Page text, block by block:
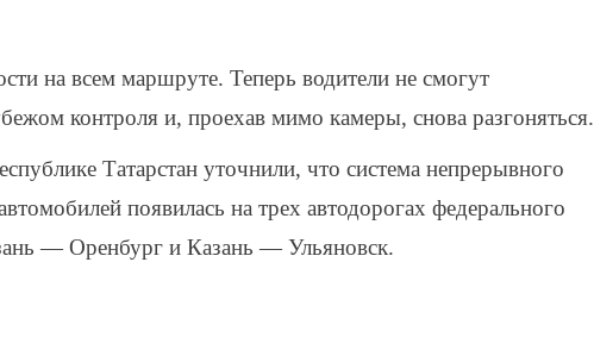
на всем маршруте. Теперь водители не смогут
контроля и, проехав мимо камеры, снова разгоняться.
Татарстан уточнили, что система непрерывного
появилась на трех автодорогах федерального
— Оренбург и Казань — Ульяновск.